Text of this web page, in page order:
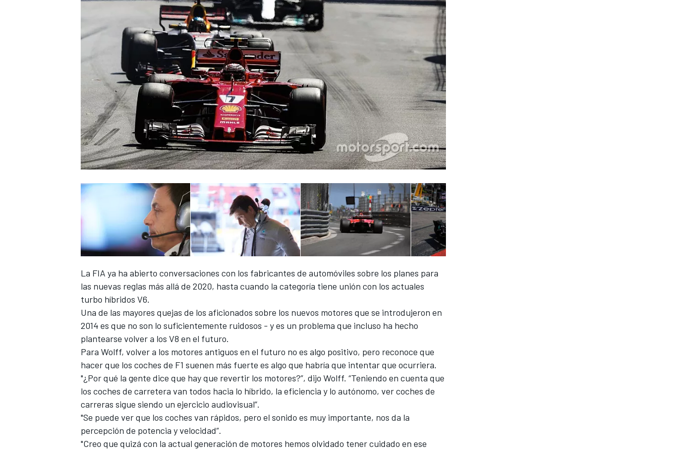
La FIA ya ha abierto conversaciones con los fabricantes de automóviles sobre los planes para
las nuevas reglas más allá de 2020, hasta cuando la categoría tiene unión con los actuales
turbo híbridos V6.
Una de las mayores quejas de los aficionados sobre los nuevos motores que se introdujeron en
2014 es que no son lo suficientemente ruidosos - y es un problema que incluso ha hecho
plantearse volver a los V8 en el futuro.
Para Wolff, volver a los motores antiguos en el futuro no es algo positivo, pero reconoce que
hacer que los coches de F1 suenen más fuerte es algo que habría que intentar que ocurriera.
"¿Por qué la gente dice que hay que revertir los motores?”, dijo Wolff. “Teniendo en cuenta que
los coches de carretera van todos hacia lo híbrido, la eficiencia y lo autónomo, ver coches de
carreras sigue siendo un ejercicio audiovisual”.
"Se puede ver que los coches van rápidos, pero el sonido es muy importante, nos da la
percepción de potencia y velocidad”.
"Creo que quizá con la actual generación de motores hemos olvidado tener cuidado en ese